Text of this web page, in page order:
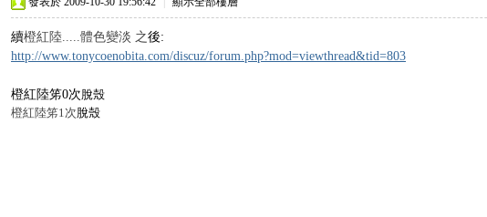
續橙紅陸.....體色變淡 之後:
http://www.tonycoenobita.com/discuz/forum.php?mod=viewthread&tid=803
橙紅陸笫0次脫殼
橙紅陸笫1次脫殼